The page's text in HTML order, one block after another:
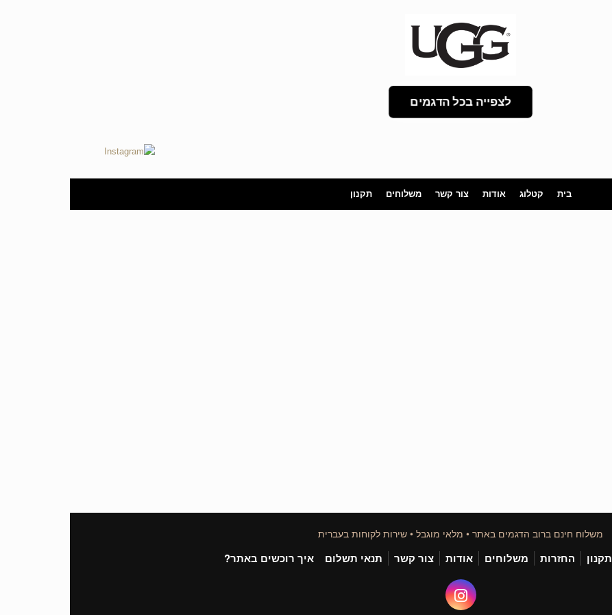
לצפייה בכל הדגמים
בית קטלוג אודות צור קשר משלוחים תקנון
משלוח חינם ברוב הדגמים באתר • מלאי מוגבל • שירות לקוחות בעברית
תקנון החזרות משלוחים אודות צור קשר תנאי תשלום איך רוכשים באתר?